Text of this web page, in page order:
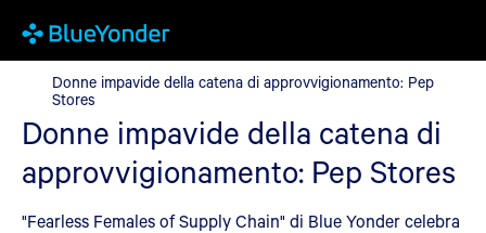
Donne impavide della catena di approvvigionamento: Pep Stores
Donne impavide della catena di approvvigionamento: Pep
Stores
Donne impavide della catena di
approvvigionamento: Pep Stores
"Fearless Females of Supply Chain" di Blue Yonder celebra